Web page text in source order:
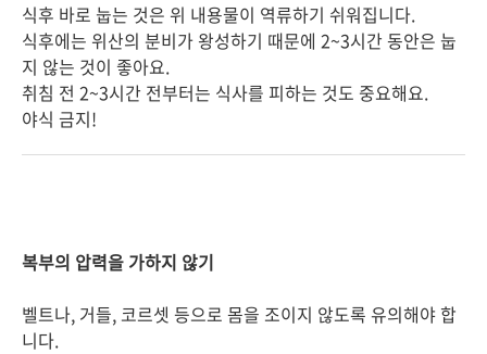
식후 바로 눕는 것은 위 내용물이 역류하기 쉬워집니다.
식후에는 위산의 분비가 왕성하기 때문에 2~3시간 동안은 눕
지 않는 것이 좋아요.
취침 전 2~3시간 전부터는 식사를 피하는 것도 중요해요.
야식 금지!
복부의 압력을 가하지 않기
벨트나, 거들, 코르셋 등으로 몸을 조이지 않도록 유의해야 합
니다.